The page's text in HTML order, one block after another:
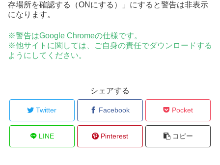
存場所を確認する（ONにする）」にすると警告は非表示
になります。
※警告はGoogle Chromeの仕様です。
※他サイトに関しては、ご自身の責任でダウンロードする
ようにしてください。
シェアする
Twitter Facebook Pocket
LINE Pinterest コピー